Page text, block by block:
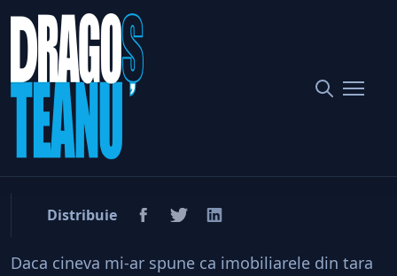
Home
Imobiliare
Cum au stricat strainii piata imobiliara din Romania?
Cum au stricat strainii piata
imobiliara din Romania?
Distribuie
Daca cineva mi-ar spune ca imobiliarele din tara